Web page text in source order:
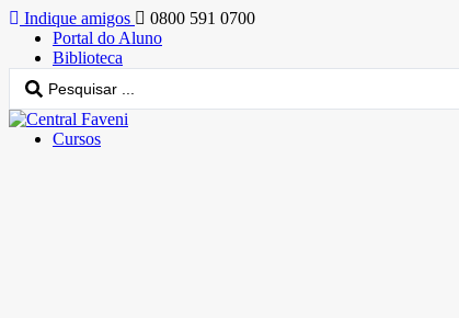
Indique amigos
0800 591 0700
Portal do Aluno
Biblioteca
Cursos